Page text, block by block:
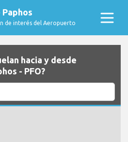
de interés del Aeropuerto
hacia y desde
- PFO?